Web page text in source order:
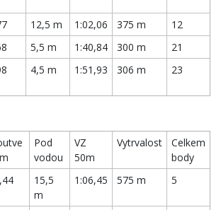
12,5 m 1:02,06 375 m
12
5,5 m 1:40,84 300 m
21
4,5 m 1:51,93 306 m 23
Pod
vodou
VZ
50m
Vytrvalost
Celkem
body
15,5
m
1:06,45 575 m 5